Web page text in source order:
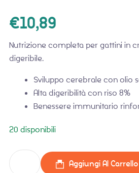
€10,89
Nutrizione completa per gattini in
digeribile.
Sviluppo cerebrale con olio
Alta digeribilità con riso 8%
Benessere immunitario
20 disponibili
Aggiungi Al Carrello